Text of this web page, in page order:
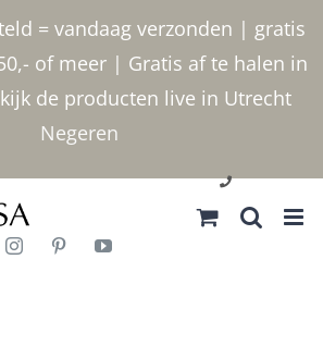
= vandaag verzonden | gratis
of meer | Gratis af te halen in
de producten live in Utrecht
Negeren
030 2400000